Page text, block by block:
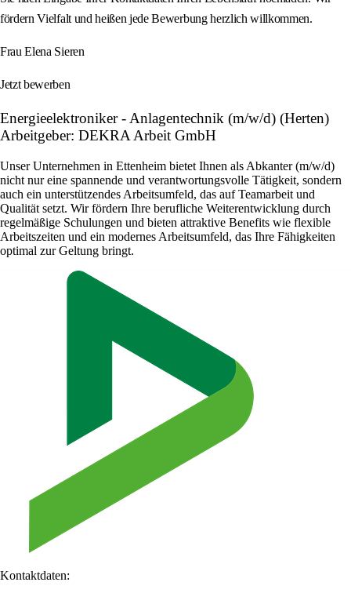
fördern Vielfalt und heißen jede Bewerbung herzlich willkommen.
Frau Elena Sieren
Jetzt bewerben
Energieelektroniker - Anlagentechnik (m/w/d) (Herten)
Arbeitgeber: DEKRA Arbeit GmbH
Unser Unternehmen in Ettenheim bietet Ihnen als Abkanter (m/w/d)
nicht nur eine spannende und verantwortungsvolle Tätigkeit, sondern
auch ein unterstützendes Arbeitsumfeld, das auf Teamarbeit und
Qualität setzt. Wir fördern Ihre berufliche Weiterentwicklung durch
regelmäßige Schulungen und bieten attraktive Benefits wie flexible
Arbeitszeiten und ein modernes Arbeitsumfeld, das Ihre Fähigkeiten
optimal zur Geltung bringt.
Kontaktdaten: